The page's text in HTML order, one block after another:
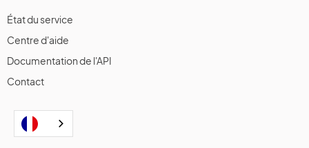
État du service
Centre d'aide
Documentation de l'API
Contact